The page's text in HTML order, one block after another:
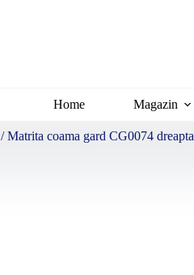
Home Magazin
/ Matrita coama gard CG0074 dreapta